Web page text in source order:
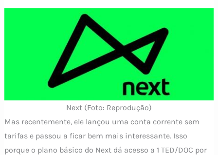
Next (Foto: Reprodução)
Mas recentemente, ele lançou uma conta corrente sem
tarifas e passou a ficar bem mais interessante. Isso
porque o plano básico do Next dá acesso a 1 TED/DOC por